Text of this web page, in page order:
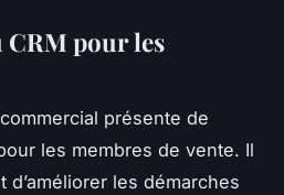
CRM pour les
commercial présente de
les membres de vente. Il
les démarches